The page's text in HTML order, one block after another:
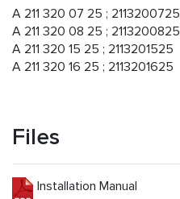
A 211 320 07 25 ; 2113200725
A 211 320 08 25 ; 2113200825
A 211 320 15 25 ; 2113201525
A 211 320 16 25 ; 2113201625
Files
Installation Manual